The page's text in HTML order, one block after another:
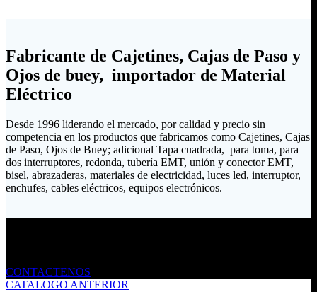
Fabricante de Cajetines, Cajas de Paso y
Ojos de buey, importador de Material
Eléctrico
Desde 1996 liderando el mercado, por calidad y precio sin
competencia en los productos que fabricamos como Cajetines, Cajas
de Paso, Ojos de Buey; adicional Tapa cuadrada, para toma, para
dos interruptores, redonda, tubería EMT, unión y conector EMT,
bisel, abrazaderas, materiales de electricidad, luces led, interruptor,
enchufes, cables eléctricos, equipos electrónicos.
CONTACTENOS
CATALOGO ANTERIOR